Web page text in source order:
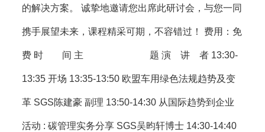
的解决方案。 诚挚地邀请您出席此研讨会，与您一同
携手展望未来，课程精采可期，不容错过！ 费用：免
费 时 间 主 题 演 讲 者 13:30-
13:35 开场 13:35-13:50 欧盟车用绿色法规趋势及变
革 SGS陈建豪 副理 13:50-14:30 从国际趋势到企业
活动 : 碳管理实务分享 SGS吴昀轩博士 14:30-14:40